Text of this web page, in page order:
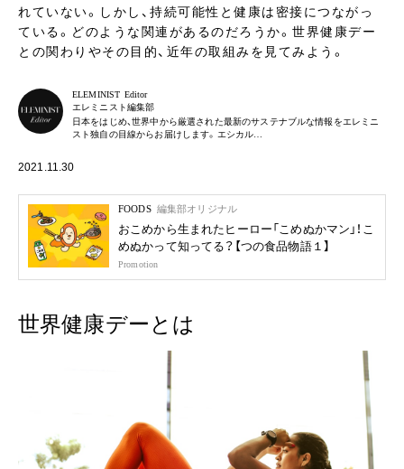
れていない。しかし、持続可能性と健康は密接につながっ
ている。どのような関連があるのだろうか。世界健康デー
との関わりやその目的、近年の取組みを見てみよう。
ELEMINIST Editor
エレミニスト編集部
日本をはじめ、世界中から厳選された最新のサステナブルな情報をエレミニ
スト独自の目線からお届けします。エシカル…
2021.11.30
FOODS 編集部オリジナル
おこめから生まれたヒーロー「こめぬかマン」！こ
めぬかって知ってる？【つの食品物語１】
Promotion
世界健康デーとは